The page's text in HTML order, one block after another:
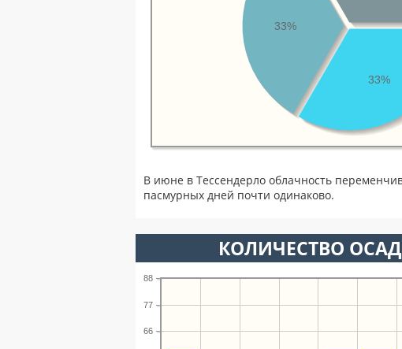
33%
33%
В июне в Тессендерло облачность
пасмурных дней почти одинаково.
КОЛИЧЕСТВО
66
77
88